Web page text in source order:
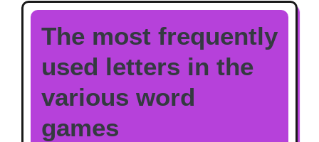
The most frequently
used letters in the
various word
games